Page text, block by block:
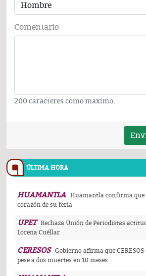
Comentario
200 caracteres como maximo.
ÚLTIMA HORA
HUAMANTLA
Huamantla confirma que
corazón de su feria
UPET
Rechaza Unión de Periodistas
Lorena Cuéllar
CERESOS
Gobierno afirma que
pese a dos muertes en 10 meses